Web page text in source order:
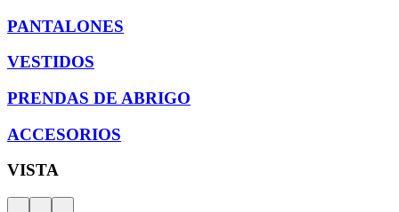
PANTALONES
VESTIDOS
PRENDAS DE ABRIGO
ACCESORIOS
VISTA